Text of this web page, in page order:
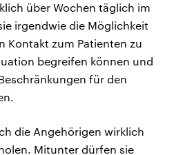
über Wochen täglich im
irgendwie die Möglichkeit
Kontakt zum Patienten zu
begreifen können und
für den
die Angehörigen wirklich
Mitunter dürfen sie